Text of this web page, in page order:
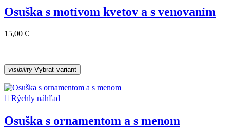
Osuška s motívom kvetov a s venovaním
15,00 €
visibility Vybrať variant
 Rýchly náhľad
Osuška s ornamentom a s menom